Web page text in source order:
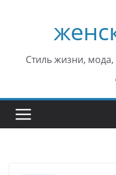
содержимому
Стиль жизни,